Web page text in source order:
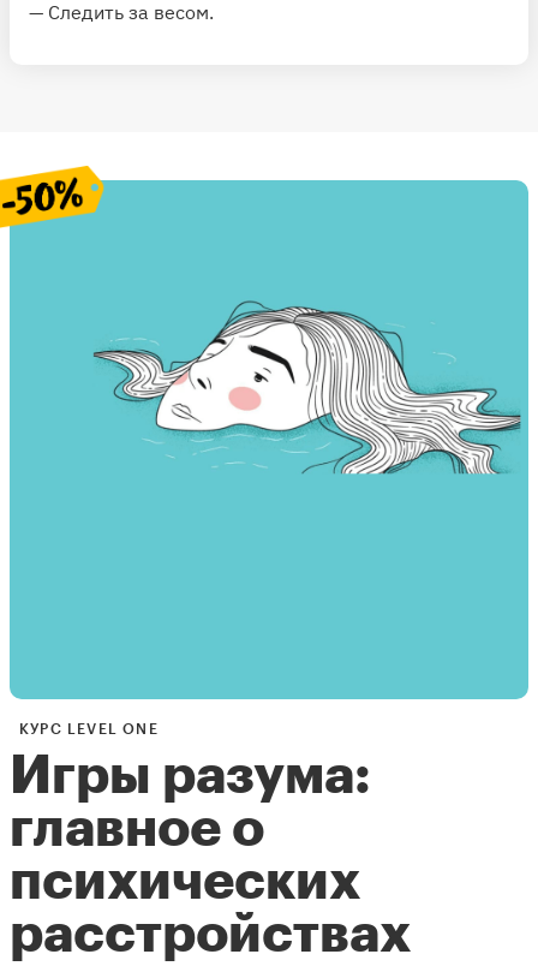
— Следить за весом.
КУРС LEVEL ONE
Игры разума:
главное о
психических
расстройствах